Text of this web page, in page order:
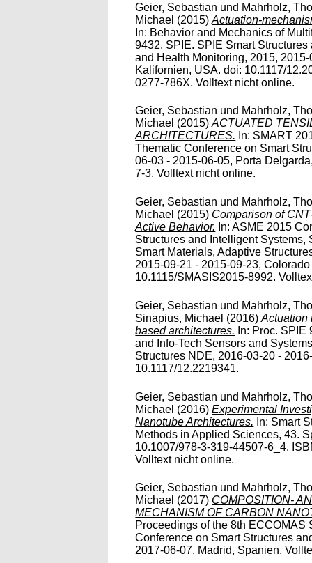
Geier, Sebastian und Mahrholz,
Michael (2015)Actuation-
In: Behavior and Mechanics of
9432. SPIE. SPIE Smart
and Health Monitoring, 2015,
Kalifornien, USA. doi: 10.1117/
0277-786X. Volltext nicht online.
Geier, Sebastian und Mahrholz,
Michael (2015)ACTUATED
ARCHITECTURES. In: SMART
Thematic Conference on Smart
06-03 - 2015-06-05, Porta
7-3. Volltext nicht online.
Geier, Sebastian und Mahrholz,
Michael (2015) Comparison of
Active Behavior. In: ASME 2015
Structures and Intelligent
Smart Materials, Adaptive
2015-09-21 - 2015-09-23,
10.1115/SMASIS2015-8992.
Geier, Sebastian und Mahrholz,
Sinapius, Michael (2016)Actuation
based architectures. In: Proc.
and Info-Tech Sensors and
Structures NDE, 2016-03-20 -
10.1117/12.2219341.
Geier, Sebastian und Mahrholz,
Michael (2016)Experimental
Nanotube Architectures. In: Smart
Methods in Applied Sciences, 43.
10.1007/978-3-319-44507-6_4.
Volltext nicht online.
Geier, Sebastian und Mahrholz,
Michael (2017) COMPOSITION-
MECHANISM OF CARBON
Proceedings of the 8th
Conference on Smart Structures
2017-06-07, Madrid, Spanien.